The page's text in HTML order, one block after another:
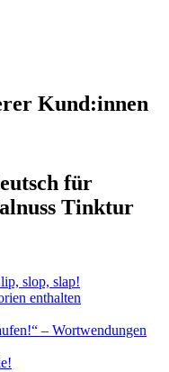
Kund:innen
für
Tinktur
slop, slap!
enthalten
– Wortwendungen